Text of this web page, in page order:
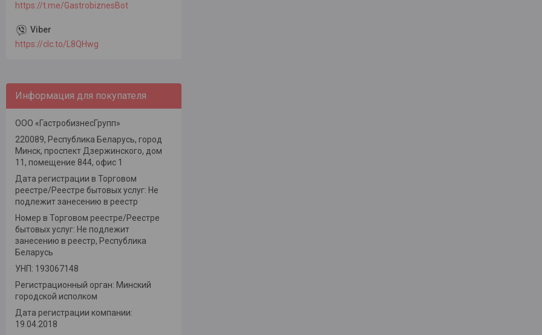
https://t.me/GastrobiznesBot
https://clc.to/L8QHwg
Информация для покупателя
ООО «ГастробизнесГрупп»
220089, Республика Беларусь, город
Минск, проспект Дзержинского, дом
11, помещение 844, офис 1
Дата регистрации в Торговом
реестре/Реестре бытовых услуг: Не
подлежит занесению в реестр
Номер в Торговом реестре/Реестре
бытовых услуг: Не подлежит
занесению в реестр, Республика
Беларусь
УНП: 193067148
Регистрационный орган: Минский
городской исполком
Дата регистрации компании:
19.04.2018